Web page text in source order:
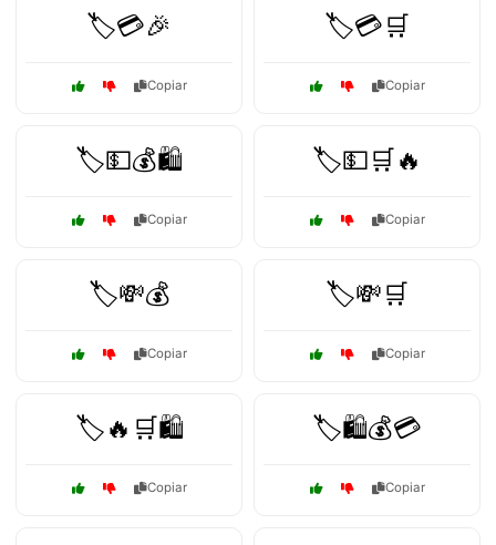
🏷️💳🎉
Copiar
🏷️💳🛒
Copiar
🏷️💵💰🛍️
Copiar
🏷️💵🛒🔥
Copiar
🏷️💸💰
Copiar
🏷️💸🛒
Copiar
🏷️🔥🛒🛍️
Copiar
🏷️🛍️💰💳
Copiar